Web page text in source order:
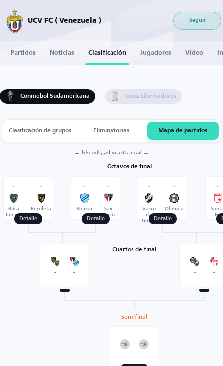
UCV FC ( Venezuela ) Seguir
Partidos Noticias Clasificación Jugadores Vídeo
Conmebol Sudamericana Copa Libertadores
Clasificación de grupos Eliminatorias Mapa de partidos
← اسحب لاستعراض المخطط →
Octavos de final
-
Boca
Juniors
-
Recoleta
Detalle
-
Bolivar
-
Sao
Paulo
Detalle
-
Vasco
da
Gama
-
Olimpia
Detalle
-
Fe
Cuartos de final
- - - -
Semifinal
- -